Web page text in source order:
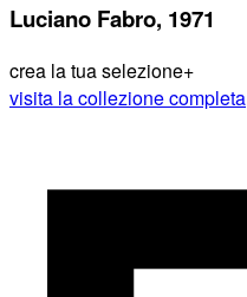
Luciano Fabro, 1971
crea la tua selezione+
visita la collezione completa